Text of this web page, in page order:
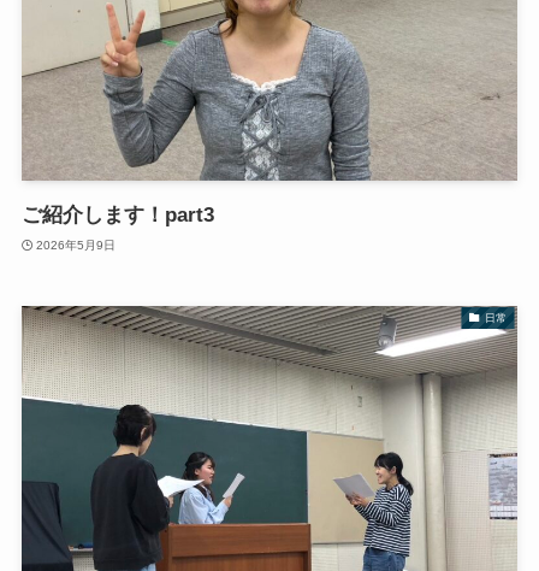
ご紹介します！part3
2026年5月9日
日常